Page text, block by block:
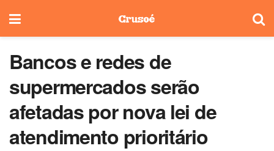
Bancos e redes de
supermercados serão
afetadas por nova lei de
atendimento prioritário